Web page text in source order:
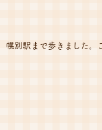
幌別駅まで歩きました